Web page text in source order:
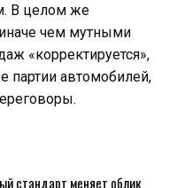
В целом же
чем мутными
«корректируется»,
партии автомобилей,
стандарт меняет облик